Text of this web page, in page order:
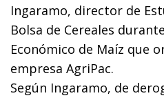
Ingaramo, director de
Bolsa de Cereales
Económico de Maíz que
empresa AgriPac.
Según Ingaramo, de